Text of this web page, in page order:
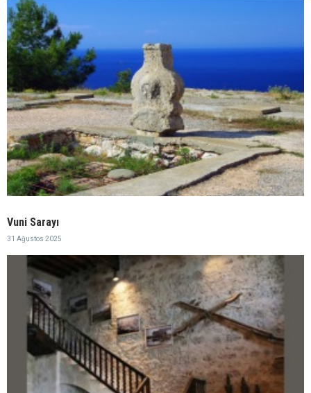
Vuni Sarayı
31 Ağustos 2025